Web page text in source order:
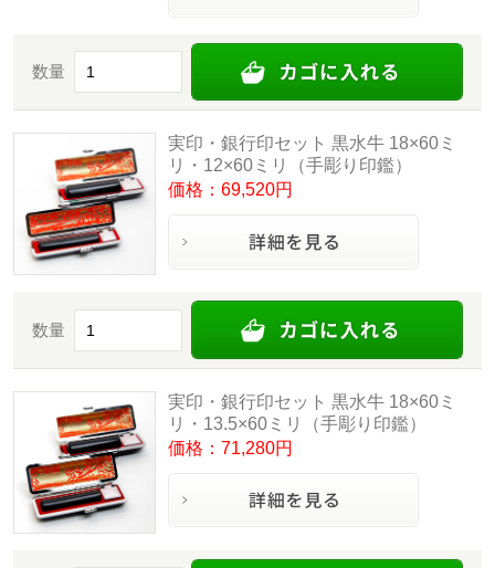
数量
実印・銀行印セット 黒水牛 18×60ミ
リ・12×60ミリ（手彫り印鑑）
価格：69,520円
数量
実印・銀行印セット 黒水牛 18×60ミ
リ・13.5×60ミリ（手彫り印鑑）
価格：71,280円